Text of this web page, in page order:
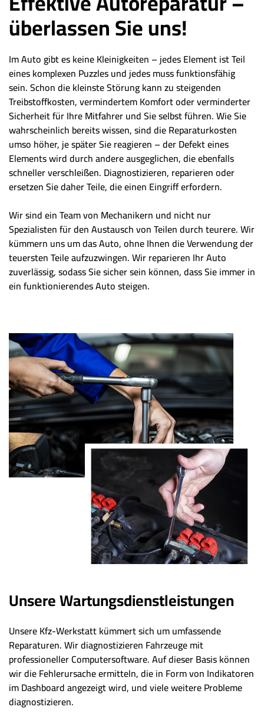
überlassen Sie uns!
Im Auto gibt es keine Kleinigkeiten – jedes Element ist Teil
eines komplexen Puzzles und jedes muss funktionsfähig
sein. Schon die kleinste Störung kann zu steigenden
Treibstoffkosten, vermindertem Komfort oder verminderter
Sicherheit für Ihre Mitfahrer und Sie selbst führen. Wie Sie
wahrscheinlich bereits wissen, sind die Reparaturkosten
umso höher, je später Sie reagieren – der Defekt eines
Elements wird durch andere ausgeglichen, die ebenfalls
schneller verschleißen. Diagnostizieren, reparieren oder
ersetzen Sie daher Teile, die einen Eingriff erfordern.
Wir sind ein Team von Mechanikern und nicht nur
Spezialisten für den Austausch von Teilen durch teurere. Wir
kümmern uns um das Auto, ohne Ihnen die Verwendung der
teuersten Teile aufzuzwingen. Wir reparieren Ihr Auto
zuverlässig, sodass Sie sicher sein können, dass Sie immer in
ein funktionierendes Auto steigen.
Unsere Wartungsdienstleistungen
Unsere Kfz-Werkstatt kümmert sich um umfassende
Reparaturen. Wir diagnostizieren Fahrzeuge mit
professioneller Computersoftware. Auf dieser Basis können
wir die Fehlerursache ermitteln, die in Form von Indikatoren
im Dashboard angezeigt wird, und viele weitere Probleme
diagnostizieren.